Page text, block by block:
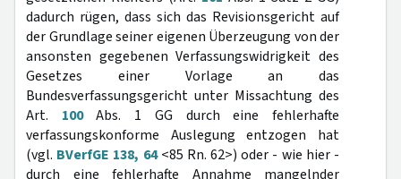
dadurch rügen, dass sich das Revisionsgericht auf
der Grundlage seiner eigenen Überzeugung von der
ansonsten gegebenen Verfassungswidrigkeit des
Gesetzes einer Vorlage an das
Bundesverfassungsgericht unter Missachtung des
Art. 100Abs. 1 GG durch eine fehlerhafte
verfassungskonforme Auslegung entzogen hat
(vgl. BVerfGE 138, 64<85 Rn. 62>) oder - wie hier -
durch eine fehlerhafte Annahme mangelnder